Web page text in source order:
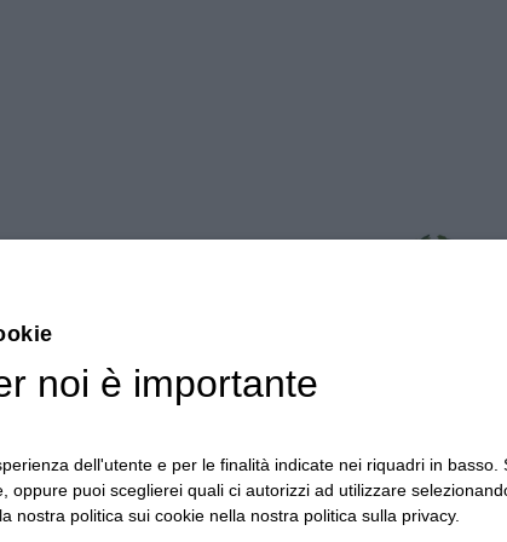
noi è importante
dell'utente e per le finalità indicate nei riquadri in basso.
oppure puoi sceglierei quali ci autorizzi ad utilizzare
nostra politica sui cookie nella nostra politica sulla privacy.